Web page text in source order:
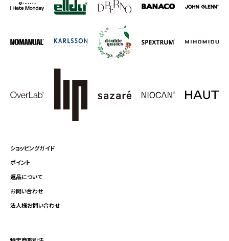
ショッピングガイド
ポイント
返品について
お問い合わせ
法人様お問い合わせ